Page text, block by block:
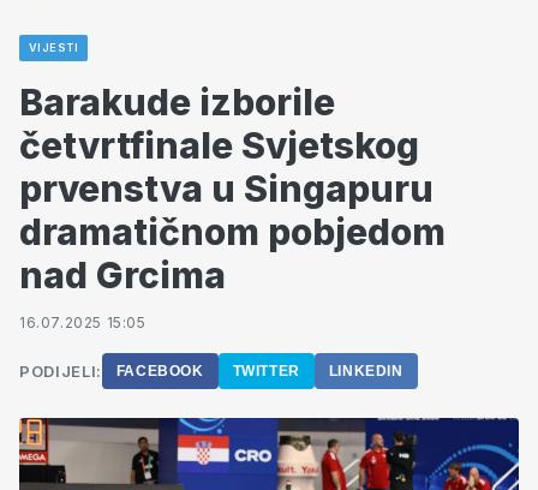
VIJESTI
Barakude izborile
četvrtfinale Svjetskog
prvenstva u Singapuru
dramatičnom pobjedom
nad Grcima
16.07.2025 15:05
PODIJELI: FACEBOOK TWITTER LINKEDIN